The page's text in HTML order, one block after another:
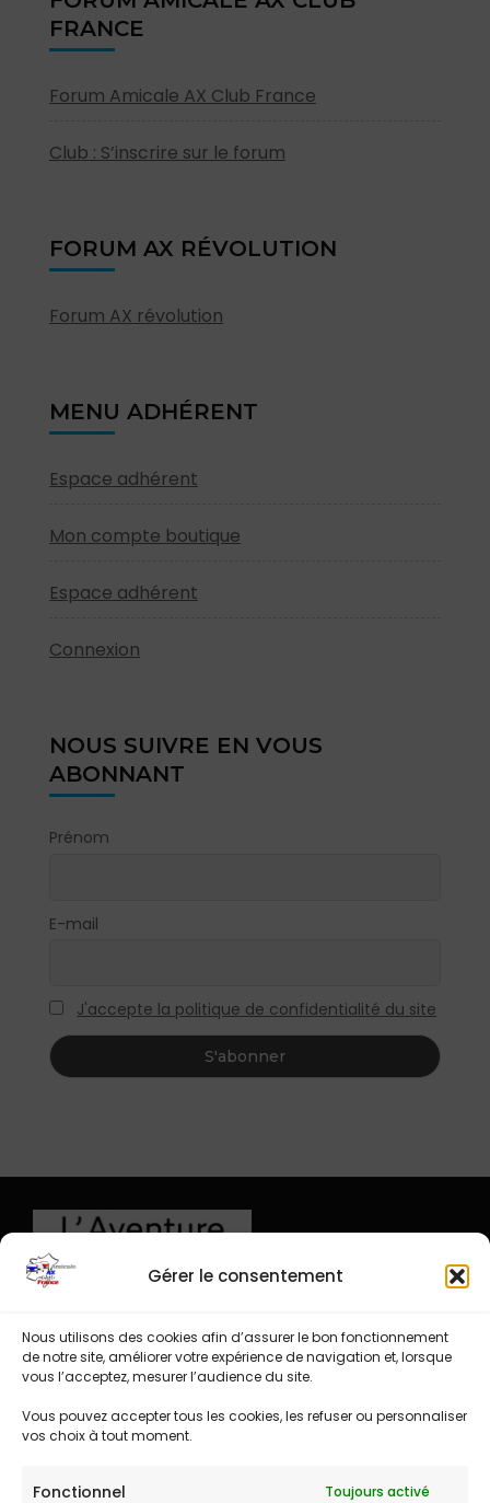
Gérer le consentement
Nous utilisons des cookies afin d’assurer le bon fonctionnement
de notre site, améliorer votre expérience de navigation et, lorsque
vous l’acceptez, mesurer l’audience du site.
Vous pouvez accepter tous les cookies, les refuser ou personnaliser
vos choix à tout moment.
Fonctionnel Toujours activé
FRANCE
Forum Amicale AX Club France
Club : S’inscrire sur le forum
FORUM AX RÉVOLUTION
Forum AX révolution
MENU ADHÉRENT
Espace adhérent
Mon compte boutique
Espace adhérent
Connexion
NOUS SUIVRE EN VOUS
ABONNANT
Prénom
E-mail
J'accepte la politique de confidentialité du site